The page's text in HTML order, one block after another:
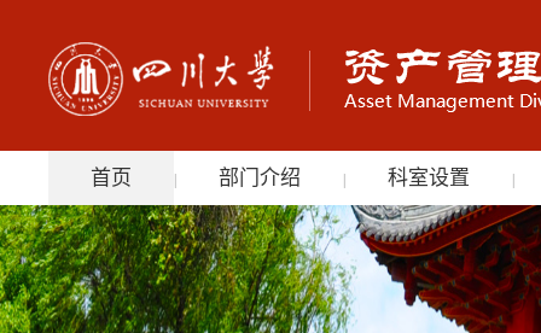
首页 部门介绍 科室设置